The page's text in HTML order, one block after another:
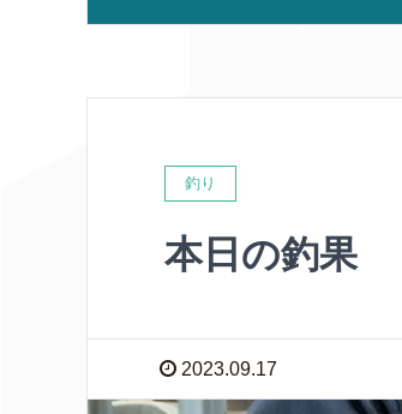
釣り
本日の釣果
2023.09.17